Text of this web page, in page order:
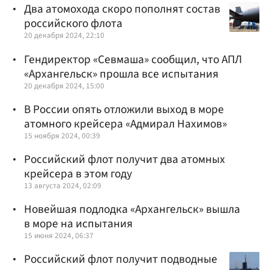
Два атомохода скоро пополнят состав
российского флота
20 декабря 2024, 22:10
Гендиректор «Севмаша» сообщил, что АПЛ
«Архангельск» прошла все испытания
20 декабря 2024, 15:00
В России опять отложили выход в море
атомного крейсера «Адмирал Нахимов»
15 ноября 2024, 00:39
Российский флот получит два атомных
крейсера в этом году
13 августа 2024, 02:09
Новейшая подлодка «Архангельск» вышла
в море на испытания
15 июня 2024, 06:37
Российский флот получит подводные